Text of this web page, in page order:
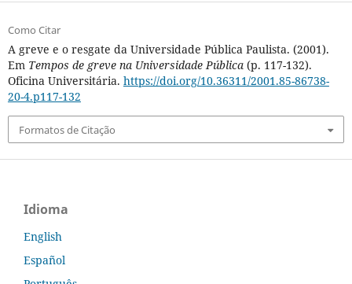
Como Citar
A greve e o resgate da Universidade Pública Paulista. (2001).
Em Tempos de greve na Universidade Pública(p. 117-132).
Oficina Universitária. https://doi.org/10.36311/2001.85-86738-
20-4.p117-132
Formatos de Citação
Idioma
English
Español